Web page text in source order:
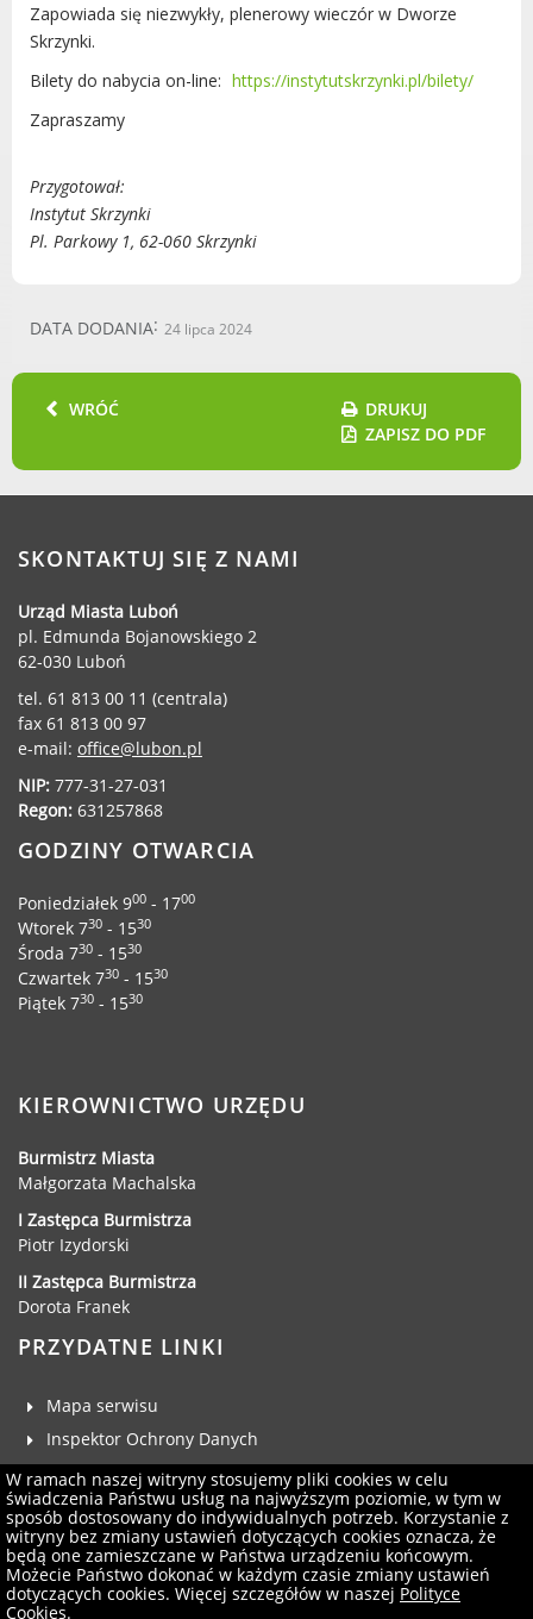
Śladami historii Lubonia
Kultura
Komenda Straży Miejskiej Miasta
LOSiR
Serwisy mapowe
Plaża Miejska przy ul. Rzecznej w
RADA MIASTA LUBOŃ
Radni Rady Miasta Luboń
Sesja Rady Miasta
Harmonogram dyżurów radnych
Komisje Rady Miasta Luboń
Terminarz spotkań komisji
Uchwały Rady Miasta Luboń
Młodzieżowa Rada Miasta Luboń
Rada Gospodarcza
POZOSTAŁE
Państwowy Fundusz Rehabilitacji Osób
Niepełnosprawnych
Urząd statystyczny w Poznaniu
Instytut Rozwoju Wsi i Rolnictwa
Polskiej Akademii Nauk
Wielkopolski Park Narodowy
Muzeum Narodowe Rolnictwa i
Przemysłu Rolno-Spożywczego w
PTTK
Państwowe Gospodarstwo Wodne
Wody Polskie
KONTAKT
Zapowiada się niezwykły, plenerowy wieczór w Dworze
Skrzynki.
Bilety do nabycia on-line: https://instytutskrzynki.pl/bilety/
Zapraszamy
Przygotował:
Instytut Skrzynki
Pl. Parkowy 1, 62-060 Skrzynki
DATA DODANIA 24 lipca 2024
WRÓĆ
DRUKUJ
ZAPISZ DO PDF
SKONTAKTUJ SIĘ Z NAMI
Urząd Miasta Luboń
pl. Edmunda Bojanowskiego 2
62-030 Luboń
tel. 61 813 00 11 (centrala)
fax 61 813 00 97
e-mail: office@lubon.pl
NIP: 777-31-27-031
Regon: 631257868
GODZINY OTWARCIA
Poniedziałek 900 - 1700
Wtorek 730 - 1530
Środa 730 - 1530
Czwartek 730 - 1530
Piątek 730 - 1530
KIEROWNICTWO URZĘDU
Burmistrz Miasta
Małgorzata Machalska
I Zastępca Burmistrza
Piotr Izydorski
II Zastępca Burmistrza
Dorota Franek
PRZYDATNE LINKI
Mapa serwisu
Inspektor Ochrony Danych
Deklaracja dostępności
Klauzula RODO
Zgłoś uwagi
Administrator serwisu
Newsletter
W ramach naszej witryny stosujemy pliki cookies w celu
świadczenia Państwu usług na najwyższym poziomie, w tym w
sposób dostosowany do indywidualnych potrzeb. Korzystanie z
witryny bez zmiany ustawień dotyczących cookies oznacza, że
będą one zamieszczane w Państwa urządzeniu końcowym.
Możecie Państwo dokonać w każdym czasie zmiany ustawień
dotyczących cookies. Więcej szczegółów w naszej Polityce
Cookies.